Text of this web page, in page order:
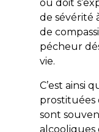
où doit
de sévérité
de
pécheur
vie.
C’est ainsi
prostituées
sont
alcooliques